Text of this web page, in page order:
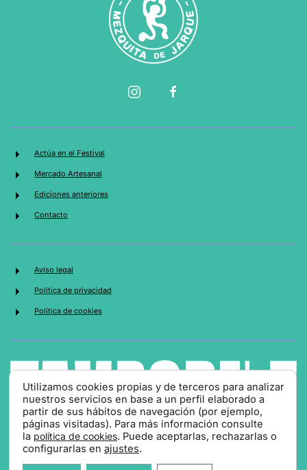
Actúa en el Festival
Mercado Artesanal
Ediciones anteriores
Contacto
Aviso legal
Política de privacidad
Política de cookies
©HTML5 y CSS3 -Diseño web Teruel dato360
Utilizamos cookies propias y de terceros para analizar
nuestros servicios en base a un perfil elaborado a
partir de sus hábitos de navegación (por ejemplo,
páginas visitadas). Para más información consulte
la política de cookies. Puede aceptarlas, rechazarlas o
configurarlas en ajustes.